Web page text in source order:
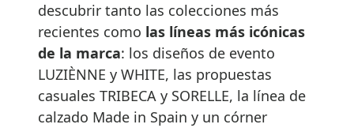
descubrir tanto las colecciones más
recientes como las líneas más icónicas
de la marca: los diseños de evento
LUZIÈNNE y WHITE, las propuestas
casuales TRIBECA y SORELLE, la línea de
calzado Made in Spain y un córner